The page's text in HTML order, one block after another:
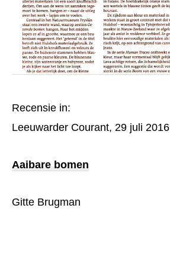
Recensie in:
Leeuwarder Courant, 29 juli 2016
Aaibare bomen
Gitte Brugman